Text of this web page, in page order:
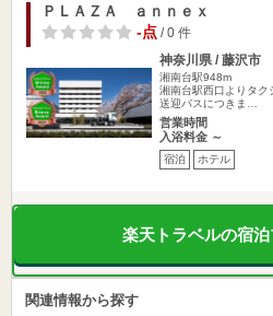
ＰＬＡＺＡ ａｎｎｅｘ
-点/ 0 件
神奈川県 / 藤沢市
湘南台駅948m
湘南台駅西口よりタク
送迎バスにつきま…
営業時間
入浴料金 ～
宿泊 ホテル
楽天トラベルの宿
関連情報から探す